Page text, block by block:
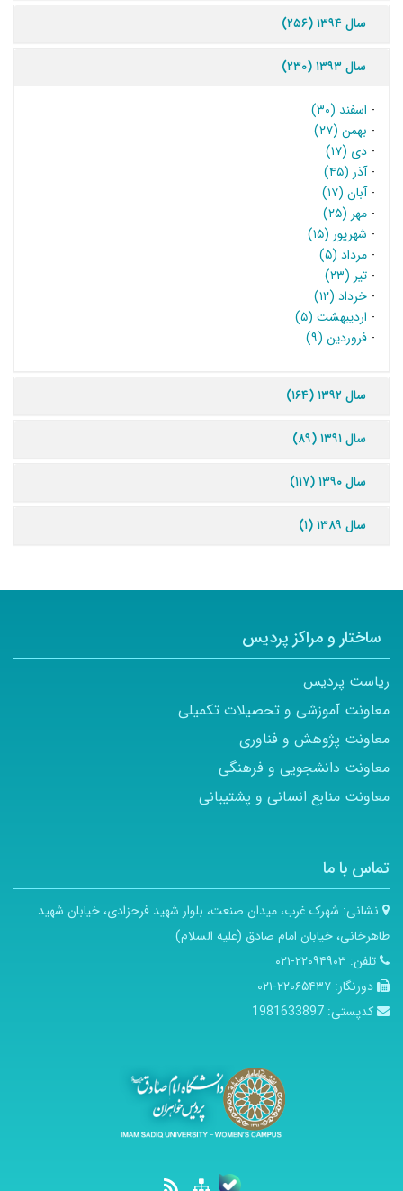
سال ۱۳۹۴ (۲۵۶)
سال ۱۳۹۳ (۲۳۰)
- اسفند (۳۰)
- بهمن (۲۷)
- دی (۱۷)
-آذر (۴۵)
-آبان (۱۷)
- مهر (۲۵)
- شهریور (۱۵)
- مرداد (۵)
- تیر (۲۳)
- خرداد (۱۲)
- اردیبهشت (۵)
- فروردین (۹)
سال ۱۳۹۲ (۱۶۴)
سال ۱۳۹۱ (۸۹)
سال ۱۳۹۰ (۱۱۷)
سال ۱۳۸۹ (۱)
ساختار و مراکز پردیس
ریاست پردیس
معاونت آموزشی و تحصیلات تکمیلی
معاونت پژوهش و فناوری
معاونت دانشجویی و فرهنگی
معاونت منابع انسانی و پشتیبانی
تماس با ما
نشانی: شهرک غرب، میدان صنعت، بلوار شهید فرحزادی، خیابان شهید
طاهرخانی، خیابان امام صادق (علیه السلام)
تلفن: ۲۲۰۹۴۹۰۳-۰۲۱
دورنگار: ۲۲۰۶۵۴۳۷-۰۲۱
کدپستی: 1981633897